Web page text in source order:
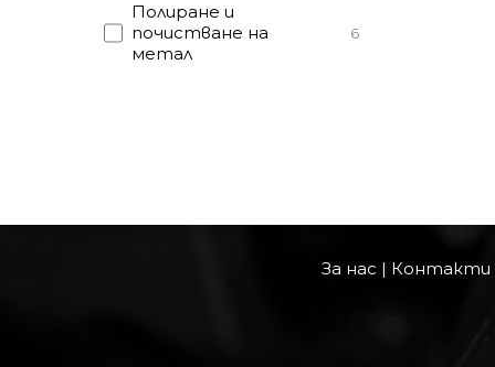
Полиране и
почистване на
метал
6
За нас | Контакти